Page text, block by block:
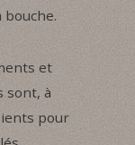
et
sont, à
pour